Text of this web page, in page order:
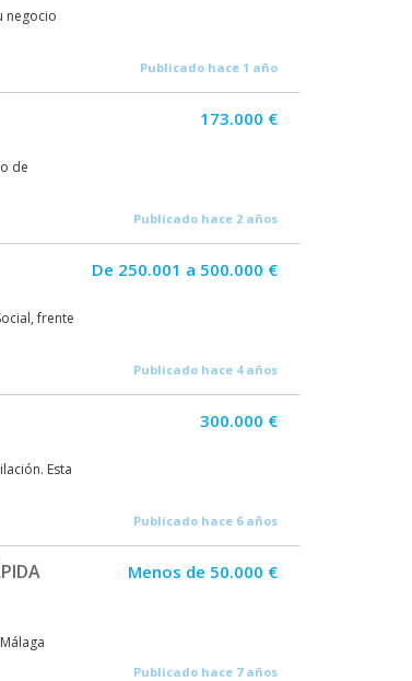
negocio
Publicado hace 1 año
de
173.000 €
Publicado hace 2 años
frente
De 250.001 a 500.000 €
Publicado hace 4 años
Esta
300.000 €
Publicado hace 6 años
Menos de 50.000 €
Publicado hace 7 años